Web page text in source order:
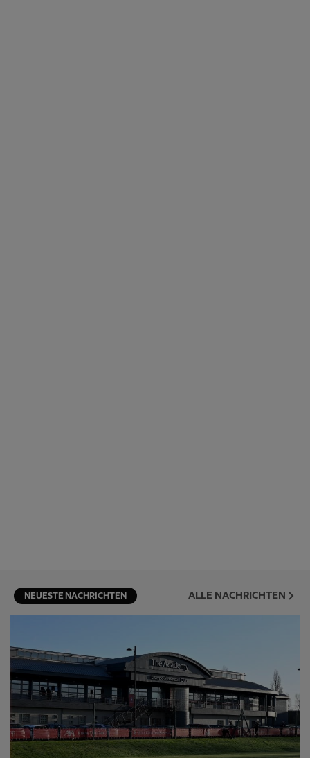
NEUESTE NACHRICHTEN ALLE NACHRICHTEN